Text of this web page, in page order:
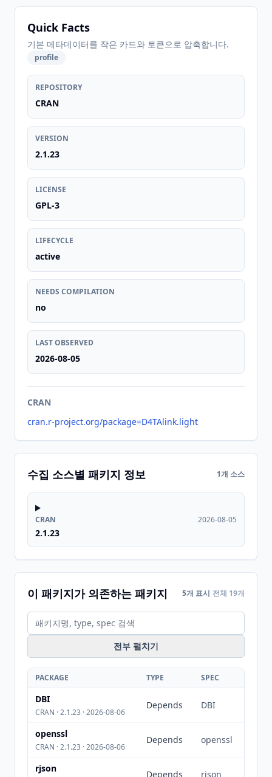
Quick Facts
기본 메타데이터를 작은 카드와 토큰으로 압축합니다.
profile
REPOSITORY
CRAN
VERSION
2.1.23
LICENSE
GPL-3
LIFECYCLE
active
NEEDS COMPILATION
no
LAST OBSERVED
2026-08-05
CRAN
cran.r-project.org/package=D4TAlink.light
수집 소스별 패키지 정보 1개 소스
CRAN
2.1.23
2026-08-05
이 패키지가 의존하는 패키지 5개 표시 전체 19개
전부 펼치기
PACKAGE TYPE SPEC
DBI
CRAN · 2.1.23 · 2026-08-06
Depends DBI
openssl
CRAN · 2.1.23 · 2026-08-06
Depends openssl
rjson
Depends rjson